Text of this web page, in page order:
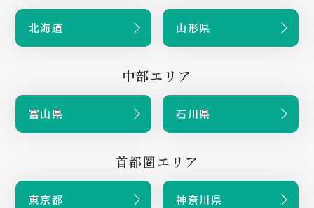
北海道 山形県
中部エリア
富山県 石川県
首都圏エリア
東京都 神奈川県